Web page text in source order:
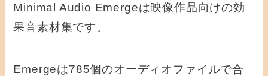
Minimal Audio Emergeは映像作品向けの効
果音素材集です。
Emergeは785個のオーディオファイルで合